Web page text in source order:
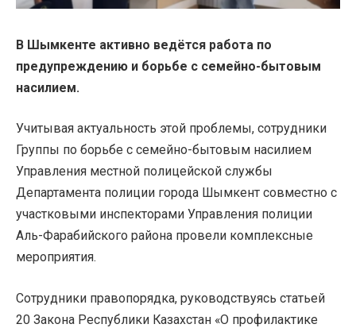
В Шымкенте активно ведётся работа по
предупреждению и борьбе с семейно-бытовым
насилием.
Учитывая актуальность этой проблемы, сотрудники
Группы по борьбе с семейно-бытовым насилием
Управления местной полицейской службы
Департамента полиции города Шымкент совместно с
участковыми инспекторами Управления полиции
Аль-Фарабийского района провели комплексные
мероприятия.
Сотрудники правопорядка, руководствуясь статьей
20 Закона Республики Казахстан «О профилактике